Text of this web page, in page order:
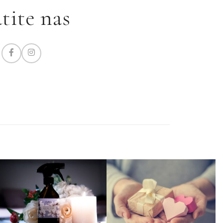
nas